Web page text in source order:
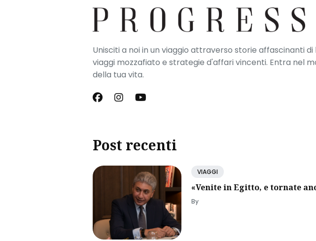
Unisciti a noi in un viaggio attraverso storie affascinanti
viaggi mozzafiato e strategie d'affari vincenti. Entra nel
della tua vita.
Post recenti
VIAGGI
«Venite in Egitto, e tornate
By